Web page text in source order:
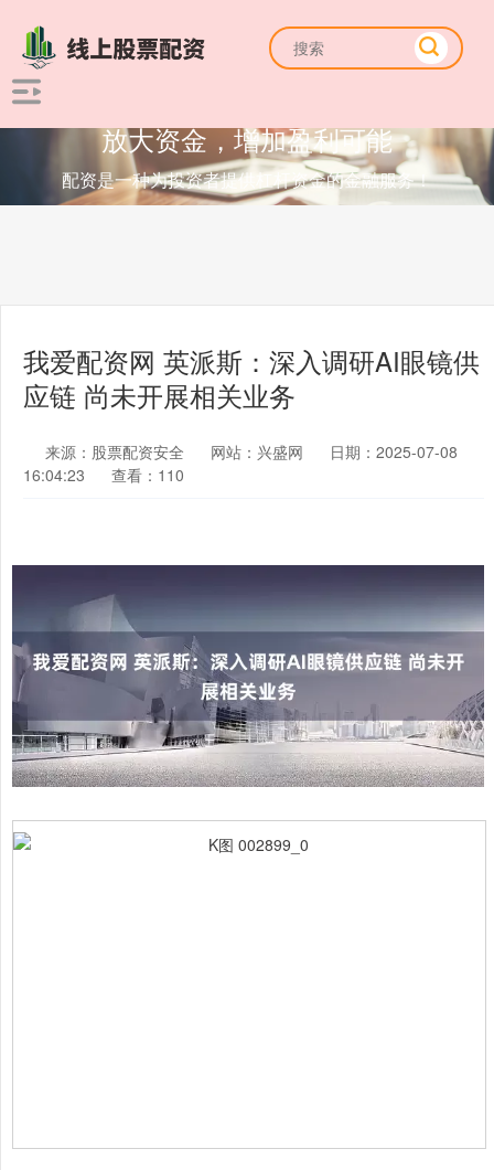
放大资金，增加盈利可能
配资是一种为投资者提供杠杆资金的金融服务！
我爱配资网 英派斯：深入调研AI眼镜供
应链 尚未开展相关业务
来源：股票配资安全 网站：兴盛网
日期：2025-07-08
16:04:23
查看：110